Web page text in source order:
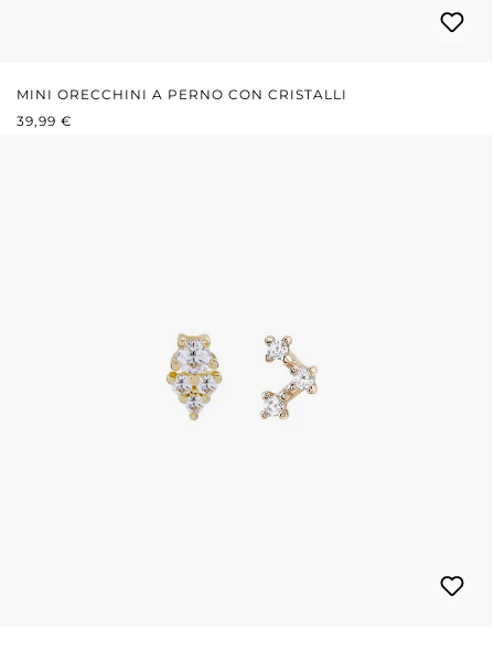
MINI ORECCHINI A PERNO CON CRISTALLI
PREZZO NORMALE:
39,99 €